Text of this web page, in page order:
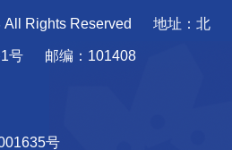
Rights Reserved 地址：北
号 邮编：101408
号